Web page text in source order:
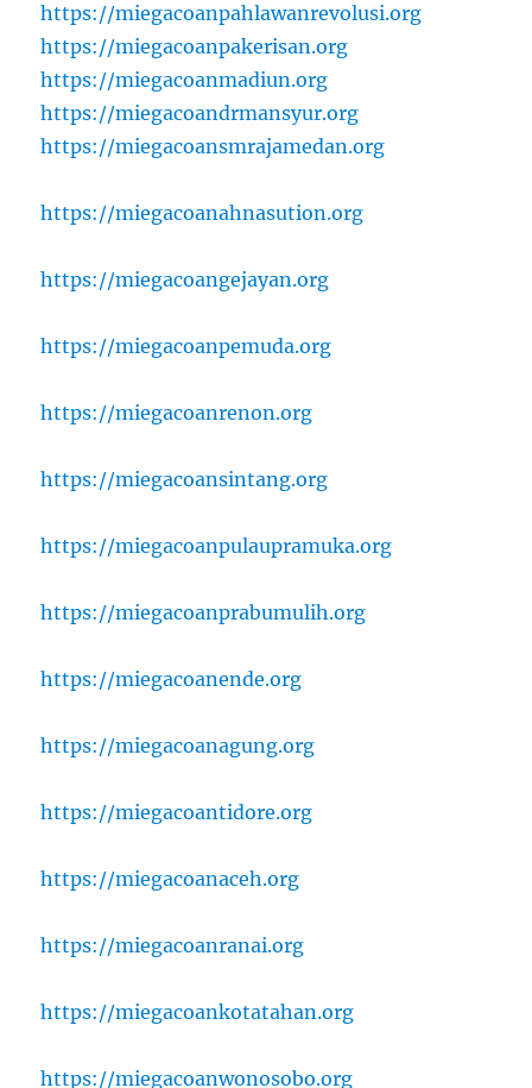
https://miegacoanpahlawanrevolusi.org
https://miegacoanpakerisan.org
https://miegacoanmadiun.org
https://miegacoandrmansyur.org
https://miegacoansmrajamedan.org
https://miegacoanahnasution.org
https://miegacoangejayan.org
https://miegacoanpemuda.org
https://miegacoanrenon.org
https://miegacoansintang.org
https://miegacoanpulaupramuka.org
https://miegacoanprabumulih.org
https://miegacoanende.org
https://miegacoanagung.org
https://miegacoantidore.org
https://miegacoanaceh.org
https://miegacoanranai.org
https://miegacoankotatahan.org
https://miegacoanwonosobo.org